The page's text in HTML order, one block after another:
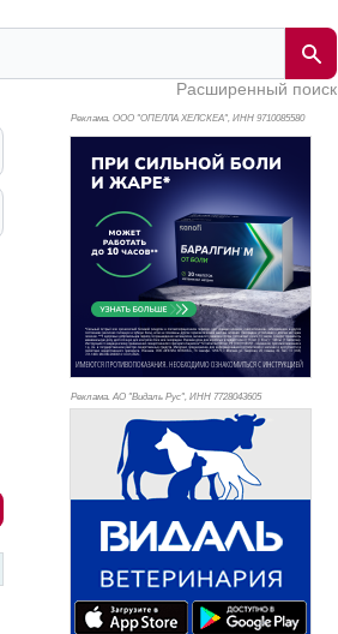
Расширенный поиск
Реклама. ООО "ОПЕЛЛА ХЕЛСКЕА", ИНН 9710085580
Реклама. АО "Видаль Рус", ИНН 7728043605